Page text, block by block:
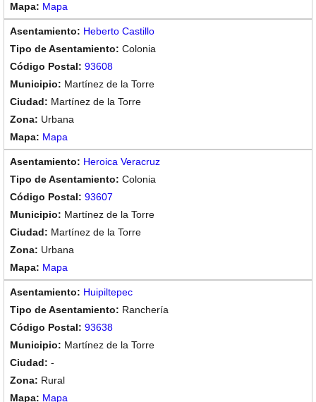
Mapa
Heberto Castillo
Colonia
93608
Martínez de la Torre
Martínez de la Torre
Urbana
Mapa
Heroica Veracruz
Colonia
93607
Martínez de la Torre
Martínez de la Torre
Urbana
Mapa
Huipiltepec
Ranchería
93638
Martínez de la Torre
-
Rural
Mapa